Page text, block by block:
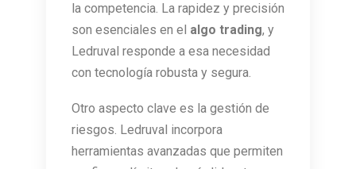
la competencia. La rapidez y precisión
son esenciales en el algo trading, y
Ledruval responde a esa necesidad
con tecnología robusta y segura.
Otro aspecto clave es la gestión de
riesgos. Ledruval incorpora
herramientas avanzadas que permiten